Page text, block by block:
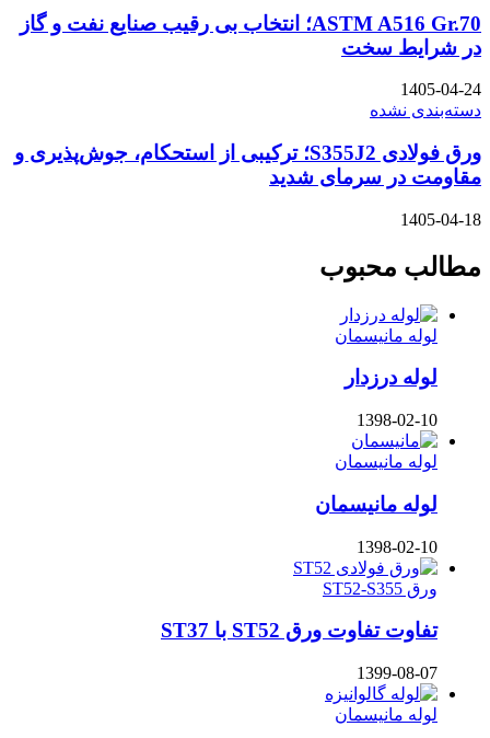
ASTM A516 Gr.70؛ انتخاب بی رقیب صنایع نفت و گاز
در شرایط سخت
1405-04-24
دسته‌بندی نشده
ورق فولادی S355J2؛ ترکیبی از استحکام، جوش‌پذیری و
مقاومت در سرمای شدید
1405-04-18
مطالب محبوب
لوله مانیسمان
لوله درزدار
1398-02-10
لوله مانیسمان
لوله مانیسمان
1398-02-10
ورق ST52-S355
تفاوت تفاوت ورق ST52 با ST37
1399-08-07
لوله مانیسمان